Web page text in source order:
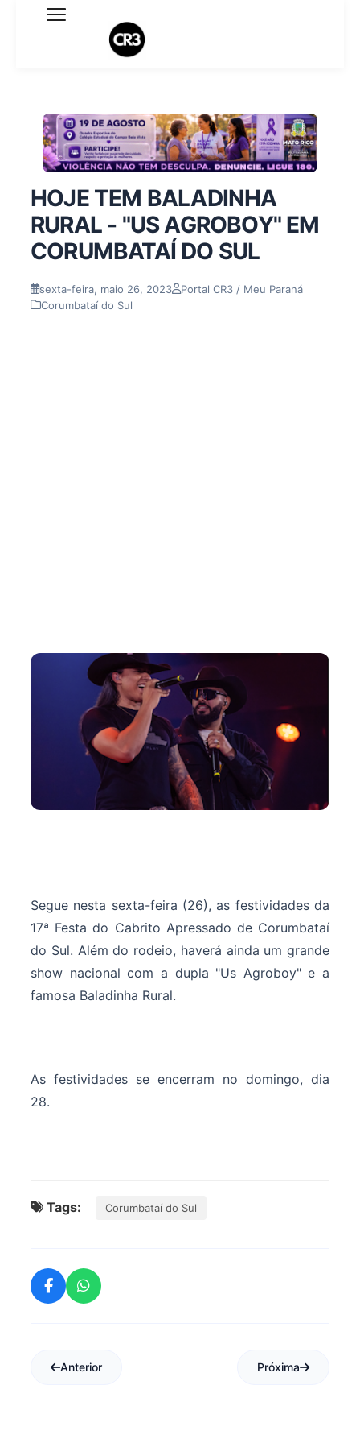
Expediente
Termo de Uso
Sobre o blog
HOJE TEM BALADINHA
RURAL - "US AGROBOY" EM
CORUMBATAÍ DO SUL
sexta-feira, maio 26, 2023
Portal CR3 / Meu Paraná
Corumbataí do Sul
Segue nesta sexta-feira (26), as festividades da
17ª Festa do Cabrito Apressado de Corumbataí
do Sul. Além do rodeio, haverá ainda um grande
show nacional com a dupla "Us Agroboy" e a
famosa Baladinha Rural.
As festividades se encerram no domingo, dia
28.
Tags: Corumbataí do Sul
Anterior Próxima